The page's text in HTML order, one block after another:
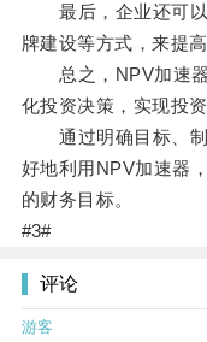
最后，企业还可以
牌建设等方式，来提
总之，NPV加速器
化投资决策，实现投
通过明确目标、制
好地利用NPV加速器
的财务目标。
#3#
评论
游客